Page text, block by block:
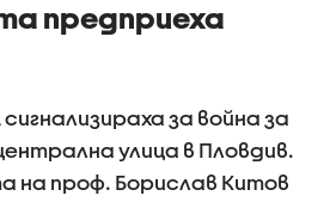
предприеха
за война за
улица в Пловдив.
на проф. Борислав Китов